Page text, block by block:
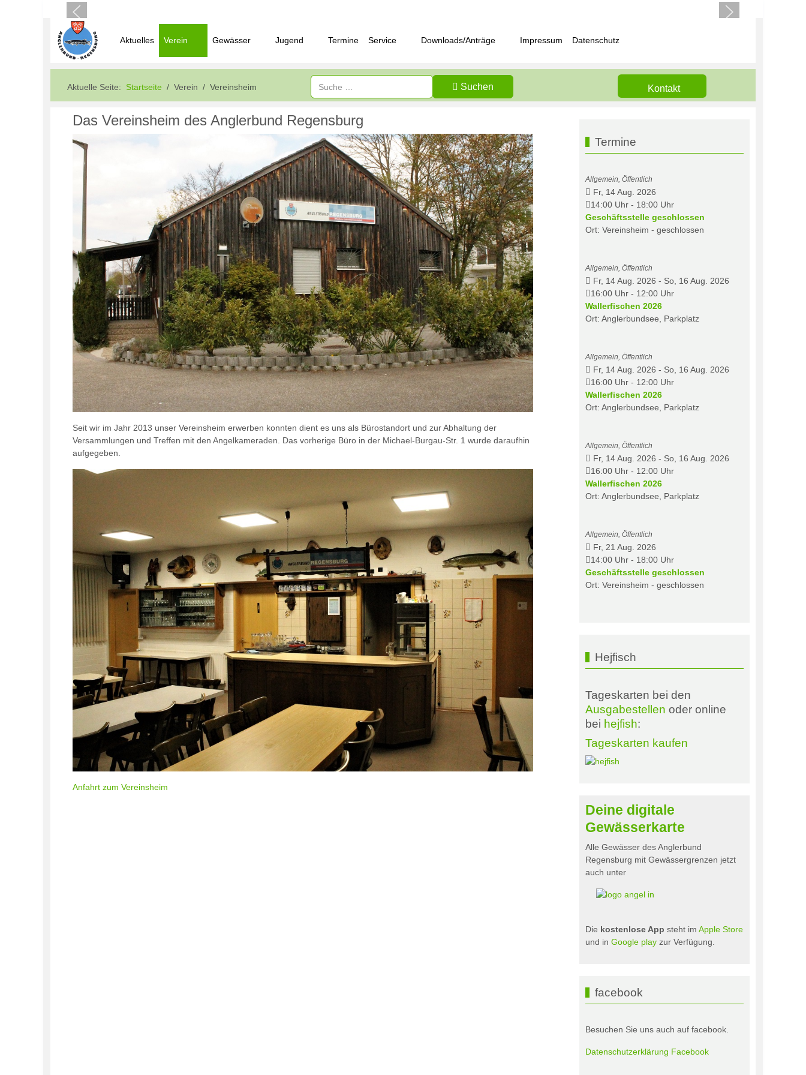
Aktuelles Verein Gewässer Jugend Termine Service Downloads/Anträge Impressum Datenschutz
Aktuelle Seite: Startseite Verein Vereinsheim Suchen Kontakt
Das Vereinsheim des Anglerbund Regensburg
Seit wir im Jahr 2013 unser Vereinsheim erwerben konnten dient es uns als Bürostandort und zur Abhaltung der
Versammlungen und Treffen mit den Angelkameraden. Das vorherige Büro in der Michael-Burgau-Str. 1 wurde daraufhin
aufgegeben.
Anfahrt zum Vereinsheim
Termine
Allgemein, Öffentlich
Fr, 14 Aug. 2026
14:00 Uhr - 18:00 Uhr
Geschäftsstelle geschlossen
Ort: Vereinsheim - geschlossen
Allgemein, Öffentlich
Fr, 14 Aug. 2026 - So, 16 Aug. 2026
16:00 Uhr - 12:00 Uhr
Wallerfischen 2026
Ort: Anglerbundsee, Parkplatz
Allgemein, Öffentlich
Fr, 14 Aug. 2026 - So, 16 Aug. 2026
16:00 Uhr - 12:00 Uhr
Wallerfischen 2026
Ort: Anglerbundsee, Parkplatz
Allgemein, Öffentlich
Fr, 14 Aug. 2026 - So, 16 Aug. 2026
16:00 Uhr - 12:00 Uhr
Wallerfischen 2026
Ort: Anglerbundsee, Parkplatz
Allgemein, Öffentlich
Fr, 21 Aug. 2026
14:00 Uhr - 18:00 Uhr
Geschäftsstelle geschlossen
Ort: Vereinsheim - geschlossen
Hejfisch
Tageskarten bei den
Ausgabestellen oder online
bei hejfish:
Tageskarten kaufen
Deine digitale
Gewässerkarte
Alle Gewässer des Anglerbund
Regensburg mit Gewässergrenzen jetzt
auch unter
Die kostenlose App steht im Apple Store
und in Google play zur Verfügung.
facebook
Besuchen Sie uns auch auf facebook.
Datenschutzerklärung Facebook